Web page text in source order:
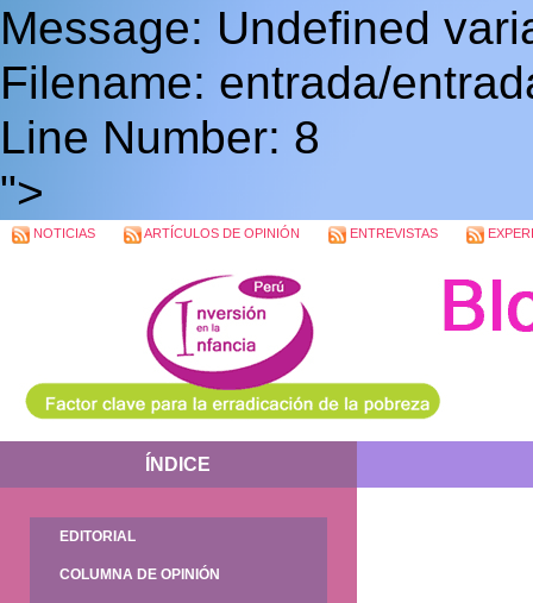
Message: Undefined
Filename: entrada/
Line Number: 8
">
NOTICIAS ARTÍCULOS DE OPINIÓN ENTREVISTAS
ÍNDICE
EDITORIAL
COLUMNA DE OPINIÓN